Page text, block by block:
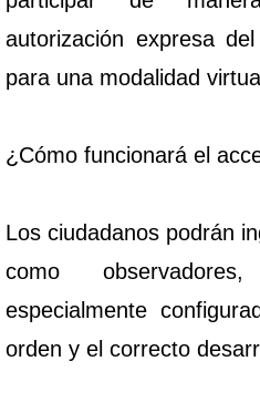
autorización expresa
para una modalidad
¿Cómo funcionará el
Los ciudadanos podrán
como
especialmente
orden y el correcto